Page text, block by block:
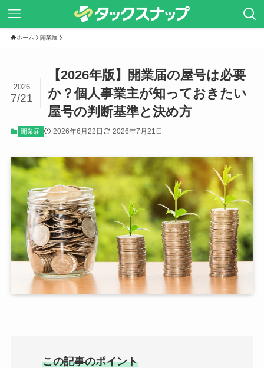
ホーム 開業届
【2026年版】開業届の屋号は必要
か？個人事業主が知っておきたい
屋号の判断基準と決め方
2026
7/21
開業届 2026年6月22日 2026年7月21日
この記事のポイント